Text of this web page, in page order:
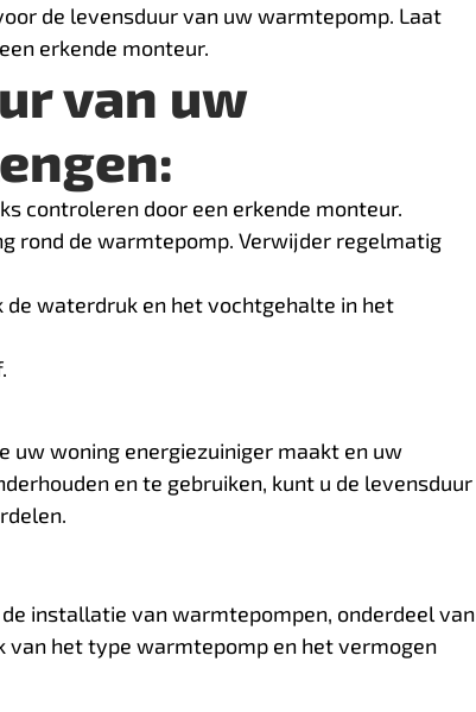
de levensduur van uw warmtepomp. Laat
erkende monteur.
van uw
controleren door een erkende monteur.
rond de warmtepomp. Verwijder regelmatig
de waterdruk en het vochtgehalte in het
uw woning energiezuiniger maakt en uw
en te gebruiken, kunt u de levensduur
installatie van warmtepompen, onderdeel van
van het type warmtepomp en het vermogen